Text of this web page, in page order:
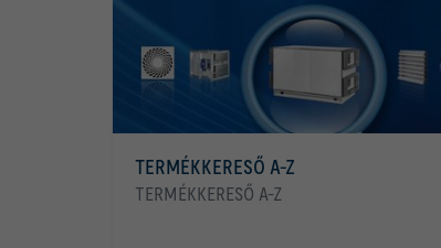
TERMÉKKERESŐ A-Z
TERMÉKKERESŐ A-Z